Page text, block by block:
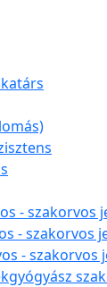
- szakorvos
- szakorvos
- szakorvos